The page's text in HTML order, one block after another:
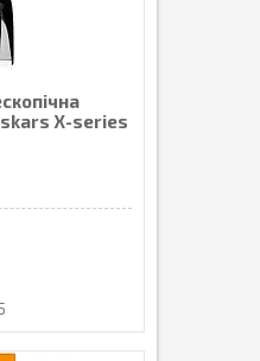
X-series